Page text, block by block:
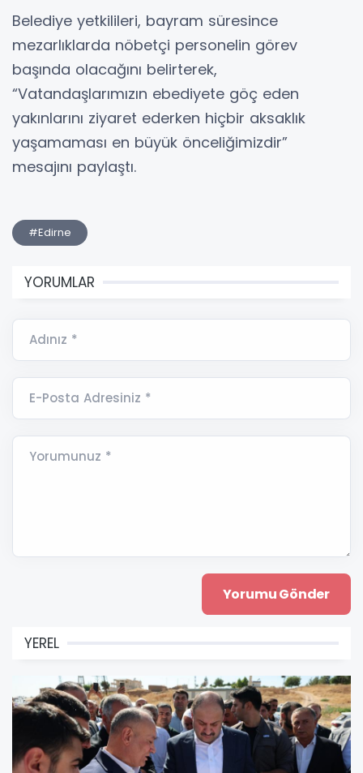
Belediye yetkilileri, bayram süresince
mezarlıklarda nöbetçi personelin görev
başında olacağını belirterek,
“Vatandaşlarımızın ebediyete göç eden
yakınlarını ziyaret ederken hiçbir aksaklık
yaşamaması en büyük önceliğimizdir”
mesajını paylaştı.
#Edirne
YORUMLAR
Adınız *
E-Posta Adresiniz *
Yorumunuz *
YEREL